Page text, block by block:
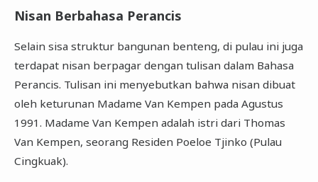
Nisan Berbahasa Perancis
Selain sisa struktur bangunan benteng, di pulau ini juga
terdapat nisan berpagar dengan tulisan dalam Bahasa
Perancis. Tulisan ini menyebutkan bahwa nisan dibuat
oleh keturunan Madame Van Kempen pada Agustus
1991. Madame Van Kempen adalah istri dari Thomas
Van Kempen, seorang Residen Poeloe Tjinko (Pulau
Cingkuak).